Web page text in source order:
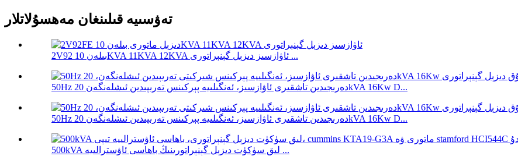
تەۋسىيە قىلىنغان مەھسۇلاتلار
2V92 بىلەن 10KVA 11KVA 12KVA ئاۋازسىز دىزېل گېنېراتورى ...
50Hz دەرىجىدىن تاشقىرى ئاۋازسىز، ئەنگىلىيە پېركىنس تەرىپىدىن ئىشلەنگەن 20kVA 16Kw D...
50Hz دەرىجىدىن تاشقىرى ئاۋازسىز، ئەنگىلىيە پېركىنس تەرىپىدىن ئىشلەنگەن 20kVA 16Kw D...
500kVA لىق سۈكۈت دىزېل گېنېراتورىنىڭ باھاسى ئاۋسترالىيە ...